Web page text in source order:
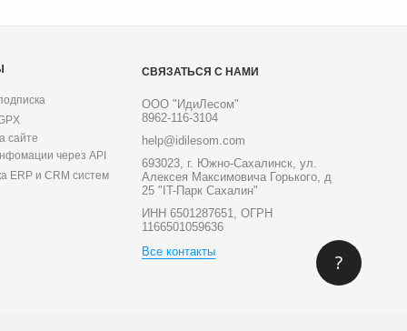
сайте
через API
ERP и CRM систем
СВЯЗАТЬСЯ С НАМИ
ООО "ИдиЛесом"
8962-116-3104
help@idilesom.com
693023, г. Южно-Сахалинск, ул.
Алексея Максимовича Горького, д
25 "IT-Парк Сахалин"
ИНН 6501287651, ОГРН
1166501059636
Все контакты
?